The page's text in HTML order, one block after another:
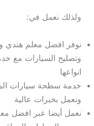
ولذلك نعمل في:
نوفر افضل معلم هندي
وتصليح السيارات مع
انواعها
خدمة سطحة سيارات
ونعمل بخبرات عالية
نعمل أيضا عبر افضل